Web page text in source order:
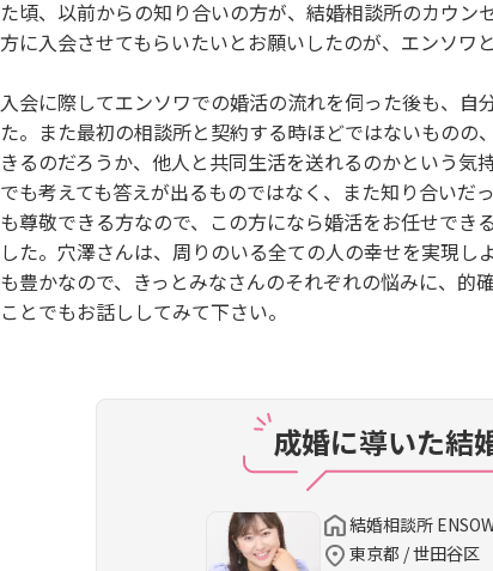
た頃、以前からの知り合いの方が、結婚相談所のカウ
方に入会させてもらいたいとお願いしたのが、エンソワ
入会に際してエンソワでの婚活の流れを伺った後も、自
た。また最初の相談所と契約する時ほどではないものの
きるのだろうか、他人と共同生活を送れるのかという気
でも考えても答えが出るものではなく、また知り合いだ
も尊敬できる方なので、この方になら婚活をお任せでき
した。穴澤さんは、周りのいる全ての人の幸せを実現
も豊かなので、きっとみなさんのそれぞれの悩みに、的
ことでもお話ししてみて下さい。
成婚に導いた結
結婚相談所
東京都 / 世田谷区